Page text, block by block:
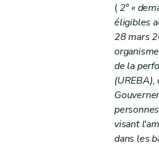
( 2° «
éligibles
28 mars
de la
visant
dans les